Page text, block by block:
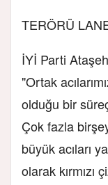
TERÖRÜ
İYİ Parti
"Ortak
olduğu bir
Çok fazla
büyük acıları
olarak kırmızı